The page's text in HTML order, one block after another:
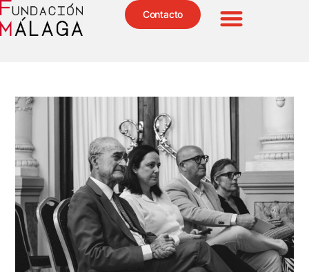
Contacto